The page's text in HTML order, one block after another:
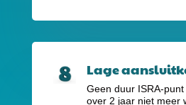
Lage
Geen duur ISRA-
over 2 jaar niet meer